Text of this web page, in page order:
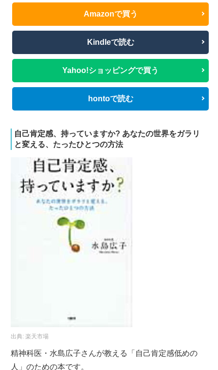
Amazonで買う
Kindleで読む
Yahoo!ショッピングで買う
hontoで読む
自己肯定感、持っていますか? あなたの世界をガラリ
と変える、たったひとつの方法
出典:楽天市場
精神科医・水島広子さんが教える「自己肯定感低めの
人」のための本です。